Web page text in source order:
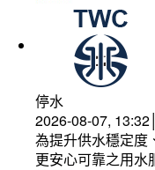
停水
2026-08-07,
為提升供水穩定度
更安心可靠之用水